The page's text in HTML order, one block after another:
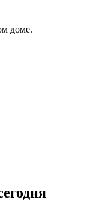
доме.